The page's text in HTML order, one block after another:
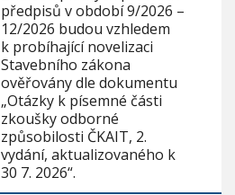
předpisů v období 9/2026 –
12/2026 budou vzhledem
k probíhající novelizaci
Stavebního zákona
ověřovány dle dokumentu
„Otázky k písemné části
zkoušky odborné
způsobilosti ČKAIT, 2.
vydání, aktualizovaného k
30 7. 2026“.